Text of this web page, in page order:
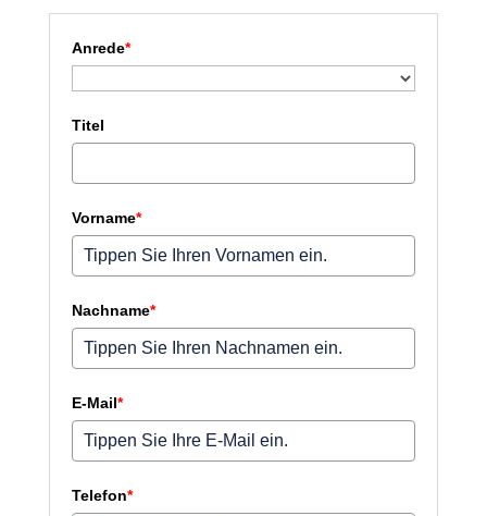
Anrede*
Titel
Vorname*
Nachname*
E-Mail*
Telefon*